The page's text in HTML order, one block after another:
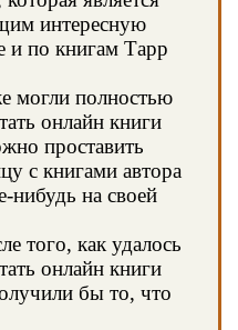
интересную
и по книгам Тарр
могли полностью
онлайн книги
проставить
с книгами автора
нибудь на своей
того, как удалось
онлайн книги
бы то, что